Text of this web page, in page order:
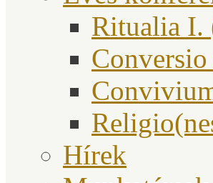
Ritualia I.
Hírek